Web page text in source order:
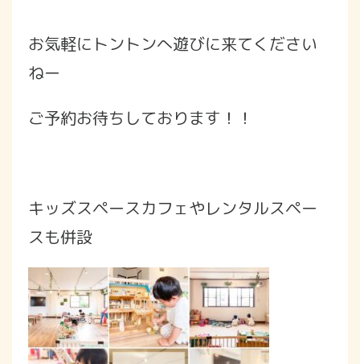
お気軽にトントンへ遊びに来てください
ねー
ご予約お待ちしております！！
キッズスペースカフェやレンタルスペー
スも併設